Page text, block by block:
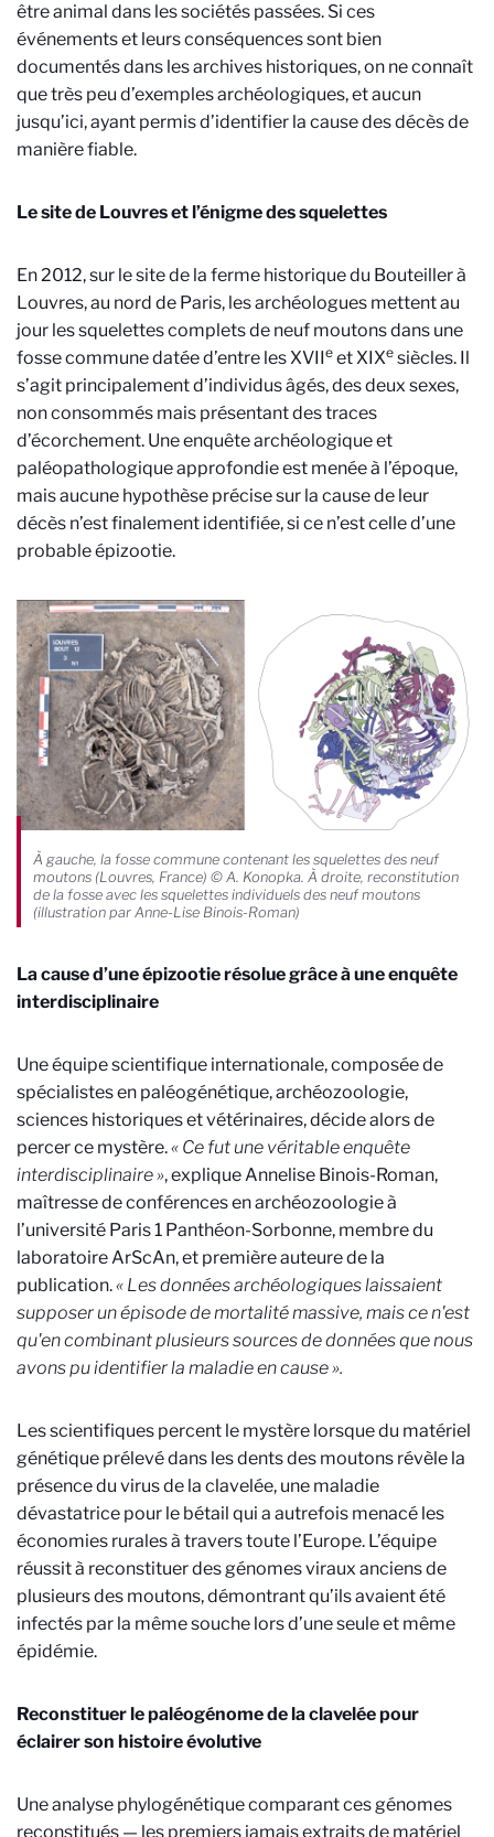
être animal dans les sociétés passées. Si ces
événements et leurs conséquences sont bien
documentés dans les archives historiques, on ne connaît
que très peu d’exemples archéologiques, et aucun
jusqu’ici, ayant permis d’identifier la cause des décès de
manière fiable.
Le site de Louvres et l’énigme des squelettes
En 2012, sur le site de la ferme historique du Bouteiller à
Louvres, au nord de Paris, les archéologues mettent au
jour les squelettes complets de neuf moutons dans une
fosse commune datée d’entre les XVIIe et XIXe siècles. Il
s’agit principalement d’individus âgés, des deux sexes,
non consommés mais présentant des traces
d’écorchement. Une enquête archéologique et
paléopathologique approfondie est menée à l’époque,
mais aucune hypothèse précise sur la cause de leur
décès n’est finalement identifiée, si ce n’est celle d’une
probable épizootie.
À gauche, la fosse commune contenant les squelettes des neuf
moutons (Louvres, France) © A. Konopka. À droite, reconstitution
de la fosse avec les squelettes individuels des neuf moutons
(illustration par Anne-Lise Binois-Roman)
La cause d’une épizootie résolue grâce à une enquête
interdisciplinaire
Une équipe scientifique internationale, composée de
spécialistes en paléogénétique, archéozoologie,
sciences historiques et vétérinaires, décide alors de
percer ce mystère.« Ce fut une véritable enquête
interdisciplinaire », explique Annelise Binois-Roman,
maîtresse de conférences en archéozoologie à
l’université Paris 1 Panthéon-Sorbonne, membre du
laboratoire ArScAn, et première auteure de la
publication.« Les données archéologiques laissaient
supposer un épisode de mortalité massive, mais ce n'est
qu'en combinant plusieurs sources de données que nous
avons pu identifier la maladie en cause ».
Les scientifiques percent le mystère lorsque du matériel
génétique prélevé dans les dents des moutons révèle la
présence du virus de la clavelée, une maladie
dévastatrice pour le bétail qui a autrefois menacé les
économies rurales à travers toute l’Europe. L’équipe
réussit à reconstituer des génomes viraux anciens de
plusieurs des moutons, démontrant qu’ils avaient été
infectés par la même souche lors d’une seule et même
épidémie.
Reconstituer le paléogénome de la clavelée pour
éclairer son histoire évolutive
Une analyse phylogénétique comparant ces génomes
reconstitués — les premiers jamais extraits de matériel